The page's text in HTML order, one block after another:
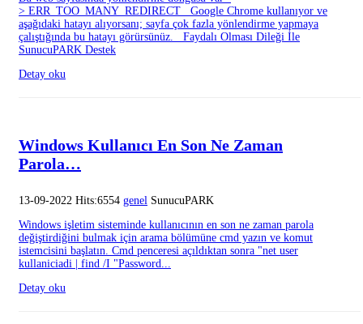
> ERR_TOO_MANY_REDIRECT Google Chrome kullanıyor ve
aşağıdaki hatayı alıyorsanı; sayfa çok fazla yönlendirme yapmaya
çalıştığında bu hatayı görürsünüz. Faydalı Olması Dileği İle
SunucuPARK Destek
Detay oku
Windows Kullanıcı En Son Ne Zaman
Parola…
13-09-2022 Hits:6554 genel SunucuPARK
Windows işletim sisteminde kullanıcının en son ne zaman parola
değiştirdiğini bulmak için arama bölümüne cmd yazın ve komut
istemcisini başlatın. Cmd penceresi açıldıktan sonra "net user
kullaniciadi | find /I "Password...
Detay oku